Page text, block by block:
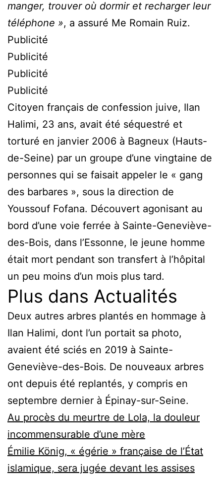
manger, trouver où dormir et recharger leur
téléphone », a assuré Me Romain Ruiz.
Publicité
Publicité
Publicité
Publicité
Citoyen français de confession juive, Ilan
Halimi, 23 ans, avait été séquestré et
torturé en janvier 2006 à Bagneux (Hauts-
de-Seine) par un groupe d’une vingtaine de
personnes qui se faisait appeler le « gang
des barbares », sous la direction de
Youssouf Fofana. Découvert agonisant au
bord d’une voie ferrée à Sainte-Geneviève-
des-Bois, dans l’Essonne, le jeune homme
était mort pendant son transfert à l’hôpital
un peu moins d’un mois plus tard.
Plus dans Actualités
Deux autres arbres plantés en hommage à
Ilan Halimi, dont l’un portait sa photo,
avaient été sciés en 2019 à Sainte-
Geneviève-des-Bois. De nouveaux arbres
ont depuis été replantés, y compris en
septembre dernier à Épinay-sur-Seine.
Au procès du meurtre de Lola, la douleur
incommensurable d’une mère
Émilie König, « égérie » française de l’État
islamique, sera jugée devant les assises